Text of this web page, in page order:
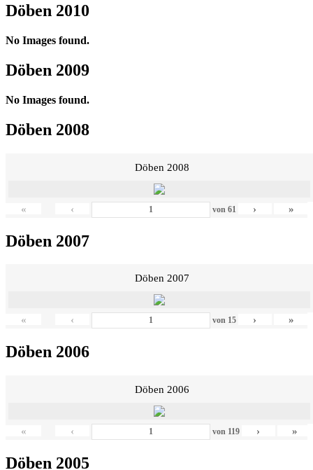
Döben 2010
No Images found.
Döben 2009
No Images found.
Döben 2008
Döben 2008
« ‹ von 61 › »
Döben 2007
Döben 2007
« ‹ von 15 › »
Döben 2006
Döben 2006
« ‹ von 119 › »
Döben 2005